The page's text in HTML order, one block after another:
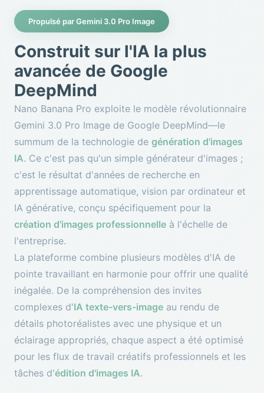
Propulsé par Gemini 3.0 Pro Image
Construit sur l'IA la plus
avancée de Google
DeepMind
Nano Banana Pro exploite le modèle révolutionnaire
Gemini 3.0 Pro Image de Google DeepMind—le
summum de la technologie de génération d'images
IA. Ce c'est pas qu'un simple générateur d'images ;
c'est le résultat d'années de recherche en
apprentissage automatique, vision par ordinateur et
IA générative, conçu spécifiquement pour la
création d'images professionnelle à l'échelle de
l'entreprise.
La plateforme combine plusieurs modèles d'IA de
pointe travaillant en harmonie pour offrir une qualité
inégalée. De la compréhension des invites
complexes d'IA texte-vers-image au rendu de
détails photoréalistes avec une physique et un
éclairage appropriés, chaque aspect a été optimisé
pour les flux de travail créatifs professionnels et les
tâches d'édition d'images IA.